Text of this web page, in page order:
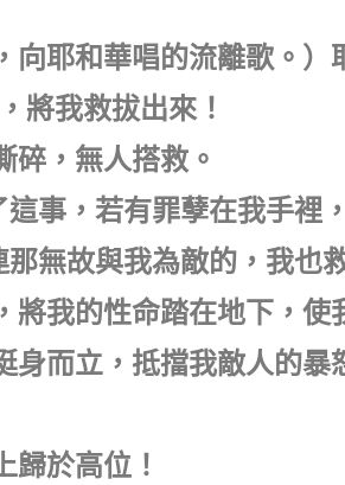
向耶和華唱的流離歌。
將我救拔出來！
碎，無人搭救。
事，若有罪孽在我手裡，
無故與我為敵的，我也
我的性命踏在地下，使
身而立，抵擋我敵人的
歸於高位！